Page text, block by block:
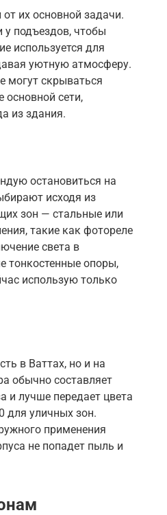
их основной задачи.
подъездов, чтобы
используется для
уютную атмосферу.
могут скрываться
сети,
из здания.
остановиться на
исходя из
зон — стальные или
такие как фотореле
света в
тонкостенные опоры,
использую только
в Ваттах, но и на
обычно составляет
и лучше передает цвета
для уличных зон.
применения
не попадет пыль и